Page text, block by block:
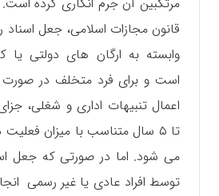
قانون مجازات اسلامی، جعل اسناد
وابسته به ارگان های دولتی یا
است و برای فرد متخلف در صورت
تا ۵ سال متناسب با میزان
می شود. اما در صورتی که جعل
توسط افراد عادی یا غیر رسمی